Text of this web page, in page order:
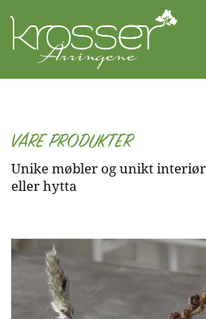
main
content
Kurv
VÅRE PRODUKTER
Unike møbler og unikt
eller hytta